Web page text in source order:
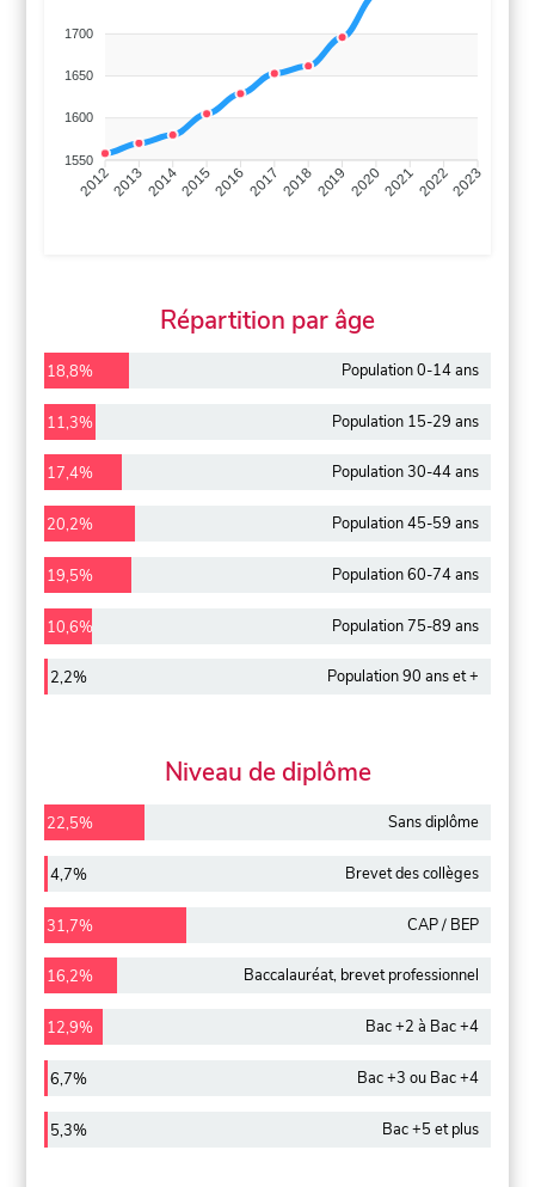
1700
1650
1600
1550
201220132014201520162017 20182019 2020202120222023
Répartition par âge
18,8% Population 0-14 ans
11,3% Population 15-29 ans
17,4% Population 30-44 ans
20,2% Population 45-59 ans
19,5% Population 60-74 ans
10,6% Population 75-89 ans
2,2% Population 90 ans et +
Niveau de diplôme
22,5% Sans diplôme
4,7% Brevet des collèges
31,7% CAP / BEP
16,2% Baccalauréat, brevet professionnel
12,9% Bac +2 à Bac +4
6,7% Bac +3 ou Bac +4
5,3% Bac +5 et plus